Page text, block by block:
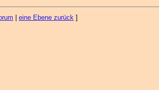
eine Ebene zurück ]